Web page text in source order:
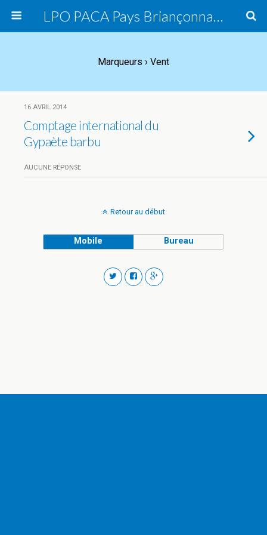
LPO PACA Pays Briançonnais, groupe local
Marqueurs › Vent
16 AVRIL 2014
Comptage international du
Gypaète barbu
AUCUNE RÉPONSE
Retour au début
Mobile Bureau